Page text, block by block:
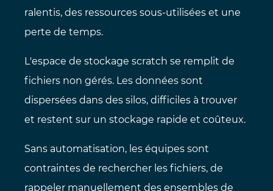
ralentis, des ressources sous-utilisées et une
perte de temps.
L'espace de stockage scratch se remplit de
fichiers non gérés. Les données sont
dispersées dans des silos, difficiles à trouver
et restent sur un stockage rapide et coûteux.
Sans automatisation, les équipes sont
contraintes de rechercher les fichiers, de
rappeler manuellement des ensembles de